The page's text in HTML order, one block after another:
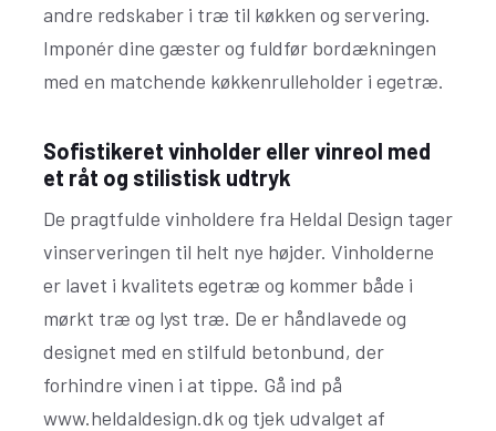
andre redskaber i træ til køkken og servering.
Imponér dine gæster og fuldfør bordækningen
med en matchende køkkenrulleholder i egetræ.
Sofistikeret vinholder eller vinreol med
et råt og stilistisk udtryk
De pragtfulde vinholdere fra Heldal Design tager
vinserveringen til helt nye højder. Vinholderne
er lavet i kvalitets egetræ og kommer både i
mørkt træ og lyst træ. De er håndlavede og
designet med en stilfuld betonbund, der
forhindre vinen i at tippe. Gå ind på
www.heldaldesign.dk og tjek udvalget af